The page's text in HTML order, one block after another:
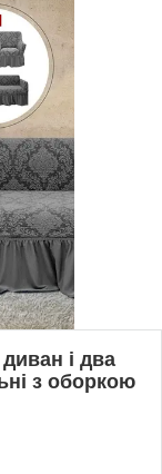
і два
з оборкою